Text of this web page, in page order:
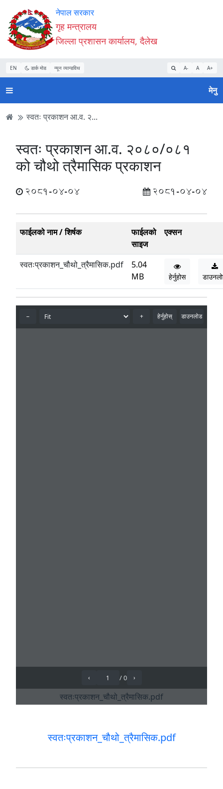
Accessibility
Mode
सुरु
गर्नुहोस्
सामाग्री
पढ्नुहाेस्
नेभिगेसन
पढ्नुहाेस्
वेबसाइट
खोजमा
जानुहोस्
नेपाल सरकार
गृह मन्त्रालय
जिल्ला प्रशासन कार्यालय, दैलेख
EN डार्क मोड न्यून व्यान्डविथ A- A A+
मेनु
स्वतः प्रकाशन आ.व. २...
स्वतः प्रकाशन आ.व. २०८०/०८१
को चौथो त्रैमासिक प्रकाशन
2081-04-04 2081-04-04
फाईलको नाम / शिर्षक
फाईलको
साइज
एक्सन
स्वतःप्रकाशन_चौथो_त्रैमासिक.pdf
5.04
MB
हेर्नुहोस
स्वतःप्रकाशन_चौथो_त्रैमासिक.pdf